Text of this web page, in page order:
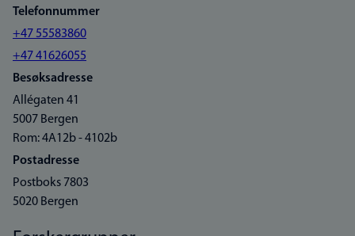
Telefonnummer
+47 55583860
+47 41626055
Besøksadresse
Allégaten 41
5007 Bergen
Rom: 4A12b - 4102b
Postadresse
Postboks 7803
5020 Bergen